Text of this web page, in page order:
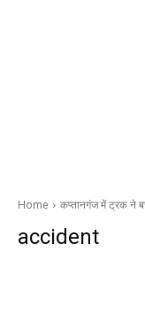
Home कप्तानगंज में ट्रक ने
accident